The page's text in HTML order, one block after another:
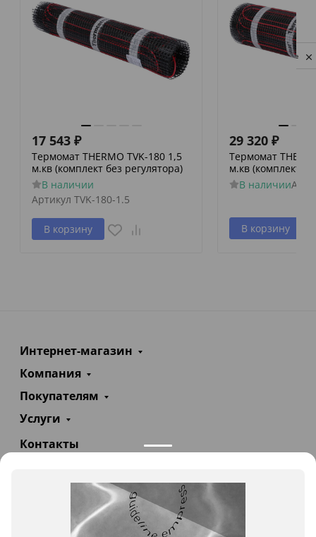
17 543 ₽
Термомат THERMO ТVK-180 1,5
м.кв (комплект без регулятора)
В наличии
Артикул TVK-180-1.5
В корзину
29 320 ₽
Термомат
м.кв (комплект
В наличии
В корзину
Интернет-магазин
Компания
Покупателям
Услуги
Контакты
info@teploexpert.com
Пн—Сб 09:00 – 18:00
Privacy notice